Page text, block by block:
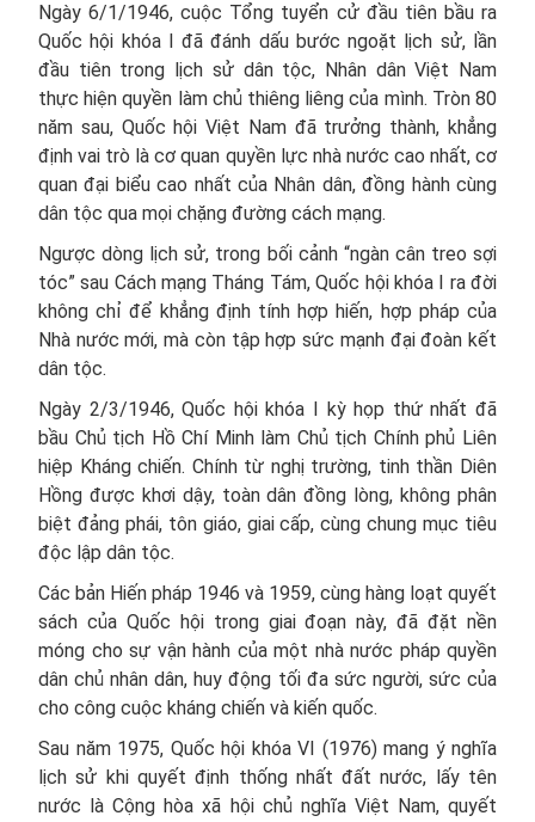
Ngày 6/1/1946, cuộc Tổng tuyển cử đầu tiên bầu ra
Quốc hội khóa I đã đánh dấu bước ngoặt lịch sử, lần
đầu tiên trong lịch sử dân tộc, Nhân dân Việt Nam
thực hiện quyền làm chủ thiêng liêng của mình. Tròn 80
năm sau, Quốc hội Việt Nam đã trưởng thành, khẳng
định vai trò là cơ quan quyền lực nhà nước cao nhất, cơ
quan đại biểu cao nhất của Nhân dân, đồng hành cùng
dân tộc qua mọi chặng đường cách mạng.
Ngược dòng lịch sử, trong bối cảnh “ngàn cân treo sợi
tóc” sau Cách mạng Tháng Tám, Quốc hội khóa I ra đời
không chỉ để khẳng định tính hợp hiến, hợp pháp của
Nhà nước mới, mà còn tập hợp sức mạnh đại đoàn kết
dân tộc.
Ngày 2/3/1946, Quốc hội khóa I kỳ họp thứ nhất đã
bầu Chủ tịch Hồ Chí Minh làm Chủ tịch Chính phủ Liên
hiệp Kháng chiến. Chính từ nghị trường, tinh thần Diên
Hồng được khơi dậy, toàn dân đồng lòng, không phân
biệt đảng phái, tôn giáo, giai cấp, cùng chung mục tiêu
độc lập dân tộc.
Các bản Hiến pháp 1946 và 1959, cùng hàng loạt quyết
sách của Quốc hội trong giai đoạn này, đã đặt nền
móng cho sự vận hành của một nhà nước pháp quyền
dân chủ nhân dân, huy động tối đa sức người, sức của
cho công cuộc kháng chiến và kiến quốc.
Sau năm 1975, Quốc hội khóa VI (1976) mang ý nghĩa
lịch sử khi quyết định thống nhất đất nước, lấy tên
nước là Cộng hòa xã hội chủ nghĩa Việt Nam, quyết